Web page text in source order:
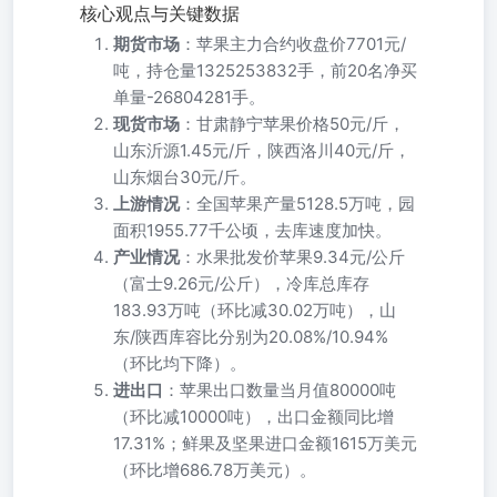
核心观点与关键数据
期货市场 ：苹果主力合约收盘价7701元/
吨，持仓量1325253832手，前20名净买
单量-26804281手。
现货市场 ：甘肃静宁苹果价格50元/斤，
山东沂源1.45元/斤，陕西洛川40元/斤，
山东烟台30元/斤。
上游情况：全国苹果产量5128.5万吨，园
面积1955.77千公顷，去库速度加快。
产业情况：水果批发价苹果9.34元/公斤
（富士9.26元/公斤），冷库总库存
183.93万吨（环比减30.02万吨），山
东/陕西库容比分别为20.08%/10.94%
（环比均下降）。
进出口 ：苹果出口数量当月值80000吨
（环比减10000吨），出口金额同比增
17.31%；鲜果及坚果进口金额1615万美元
（环比增686.78万美元）。